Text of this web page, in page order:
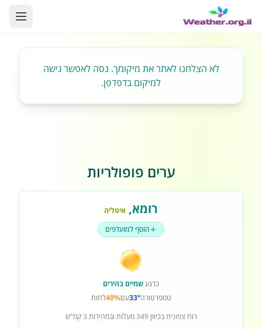
לא הצלחנו לאתר את מיקומך. נסה לאפשר גישה
למיקום בדפדפן.
ערים פופולריות
רומא, איטליה
הוסף למועדפים
כרגעשמיים בהירים
טמפרטורה33°עם40%לחות
רוחצפוניתבכיוון349מעלות ובמהירות 3קמ"ש